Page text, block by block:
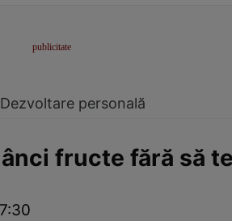
Dezvoltare personală
fructe fără să